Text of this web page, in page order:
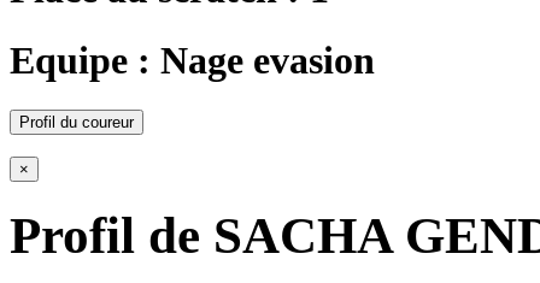
Equipe : Nage evasion
Profil du coureur
×
Profil de SACHA